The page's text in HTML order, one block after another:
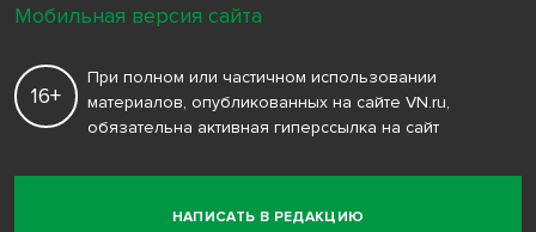
НАПИСАТЬ В РЕДАКЦИЮ
16+
При полном или частичном использовании
материалов, опубликованных на сайте VN.ru,
обязательна активная гиперссылка на сайт
Мобильная версия сайта